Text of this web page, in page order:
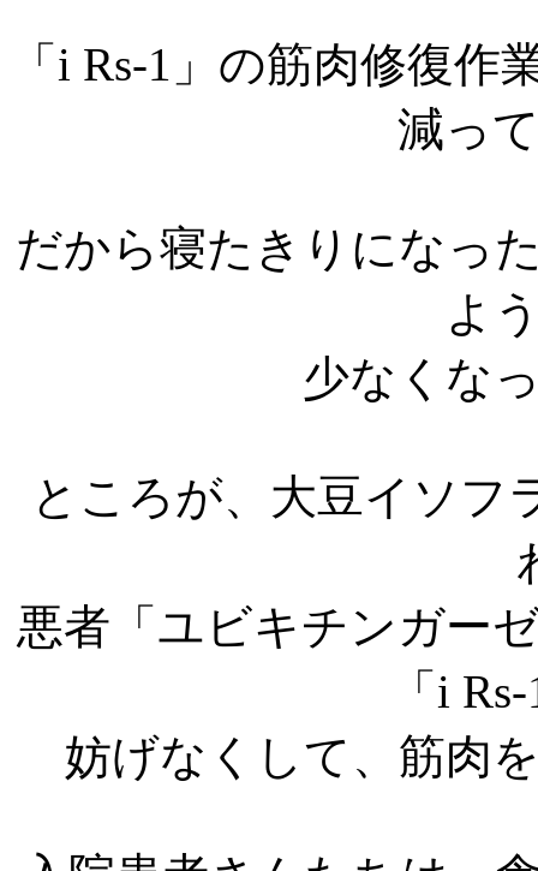
「i Rs-1」の筋肉修復
減っ
だから寝たきりになっ
よ
少なくな
ところが、大豆イソフ
悪者「ユビキチンガー
「i
妨げなくして、筋肉